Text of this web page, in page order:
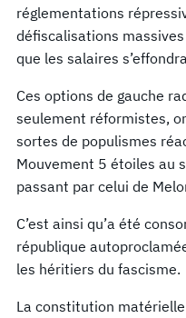
réglementations
défiscalisations
que les salaires
Ces options de gauche
seulement réformistes,
sortes de populismes
Mouvement 5 étoiles au
passant par celui de
C’est ainsi qu’a été
république
les héritiers du fascisme.
La constitution